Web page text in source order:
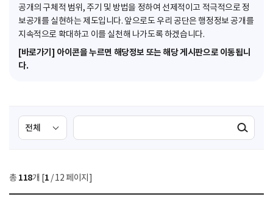
공개의 구체적 범위, 주기 및 방법을 정하여 선제적이고 적극적으로 정
보공개를 실현하는 제도입니다. 앞으로도 우리 공단은 행정정보 공개를
지속적으로 확대하고 이를 실천해 나가도록 하겠습니다.
[바로가기] 아이콘을 누르면 해당정보 또는 해당 게시판으로 이동됩니
다.
검
색
선
택
색
검색실행
총 118개 [1 / 12 페이지]